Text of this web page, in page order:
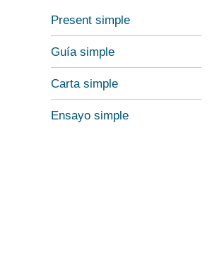
Present simple
Guía simple
Carta simple
Ensayo simple